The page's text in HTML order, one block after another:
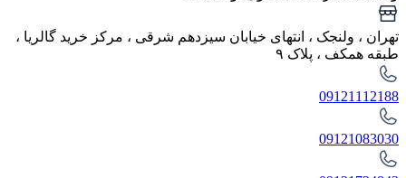
تهران ، ولنجک‌ ، انتهای خیابان سیزدهم شرقی ، مرکز خرید گالریا ،
طبقه همکف ، پلاک ۹
09121112188
09121083030